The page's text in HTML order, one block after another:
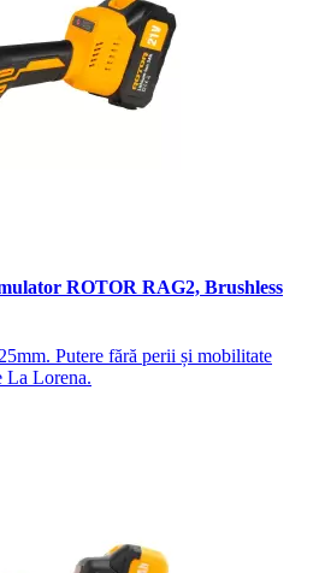
ROTOR RAG2, Brushless
Putere fără perii și mobilitate
La Lorena.